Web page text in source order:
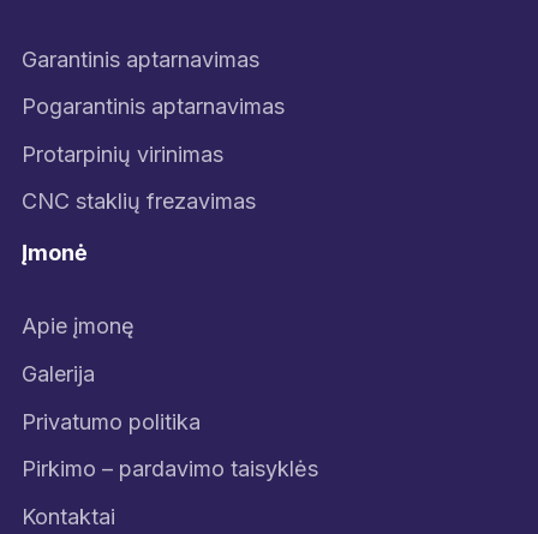
Garantinis aptarnavimas
Pogarantinis aptarnavimas
Protarpinių virinimas
CNC staklių frezavimas
Įmonė
Apie įmonę
Galerija
Privatumo politika
Pirkimo – pardavimo taisyklės
Kontaktai